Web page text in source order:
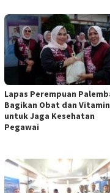
Lapas Perempuan
Bagikan Obat dan Vitamin
untuk Jaga Kesehatan
Pegawai